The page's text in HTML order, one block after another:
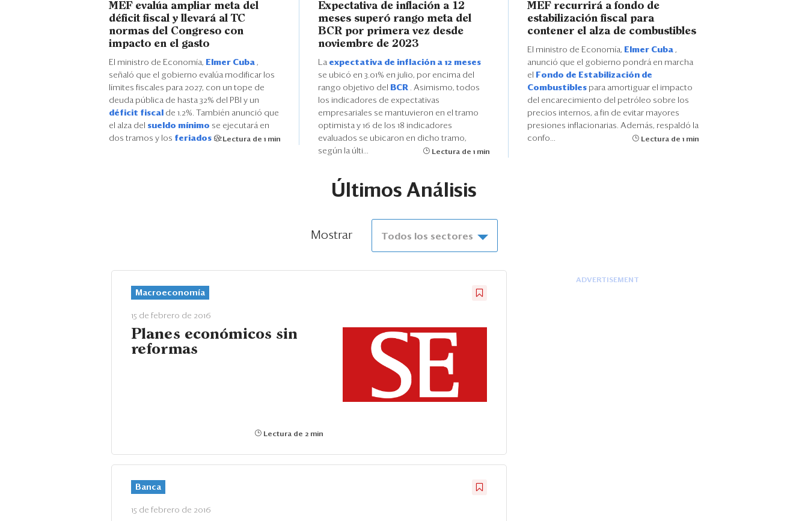
MEF evalúa ampliar meta del
déficit fiscal y llevará al TC
normas del Congreso con
impacto en el gasto
El ministro de Economía, Elmer Cuba ,
señaló que el gobierno evalúa modificar los
límites fiscales para 2027, con un tope de
deuda pública de hasta 32% del PBI y un
déficit fiscal de 1.2%. También anunció que
el alza del sueldo mínimo se ejecutará en
dos tramos y los feriados se...Lectura de 1 min
Expectativa de inflación a 12
meses superó rango meta del
BCR por primera vez desde
noviembre de 2023
La expectativa de inflación a 12 meses
se ubicó en 3.01% en julio, por encima del
rango objetivo del
BCR
. Asimismo, todos
los indicadores de expectativas
empresariales se mantuvieron en el tramo
optimista y 16 de los 18 indicadores
evaluados se ubicaron en dicho tramo,
según la últi...
Lectura de 1 min
MEF recurrirá a fondo de
estabilización fiscal para
contener el alza de combustibles
El ministro de Economía, Elmer Cuba ,
anunció que el gobierno pondrá en marcha
el
Fondo de Estabilización de
Combustibles para amortiguar el impacto
del encarecimiento del petróleo sobre los
precios internos, a fin de evitar mayores
presiones inflacionarias. Además, respaldó la
confo...
Lectura de 1 min
Últimos Análisis
Mostrar Todos los sectores
Macroeconomía
15 de febrero de 2016
Planes económicos sin
reformas
Lectura de 2 min
Banca
15 de febrero de 2016
ADVERTISEMENT